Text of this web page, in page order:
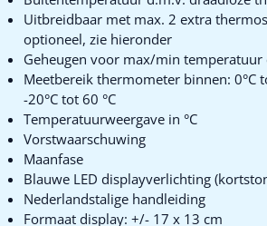
Uitbreidbaar met max. 2 extra
optioneel, zie hieronder
Geheugen voor max/min temperatuur
Meetbereik thermometer binnen: 0°C
-20°C tot 60 °C
Temperatuurweergave in °C
Vorstwaarschuwing
Maanfase
Blauwe LED displayverlichting
Nederlandstalige handleiding
Formaat display: +/- 17 x 13 cm